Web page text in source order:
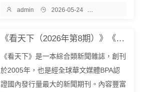
多元，包含時政、財經、科技、文化、娛
者展現更廣闊的世界和人生的更多可能。
 admin  2026-05-24 
《看天下（2026年第8期）》《看天下》雜誌社『中文EPUB電子書下載 - 爾書網』
《看天下》是一本綜合類新聞雜誌，創刊
於2005年，也是經全球華文媒體BPA認
證國內發行量最大的新聞期刊。內容豐富